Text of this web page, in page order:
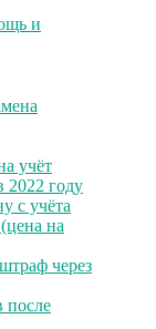
и
учёт
2022 году
с учёта
на
через
после